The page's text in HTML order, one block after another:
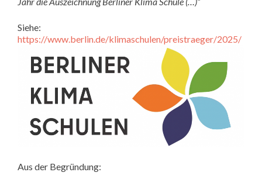
Siehe:
https://www.berlin.de/klimaschulen/preistraeger/2025/
Aus der Begründung: